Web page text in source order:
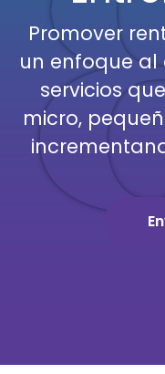
Promover
un enfoque al
servicios
micro,